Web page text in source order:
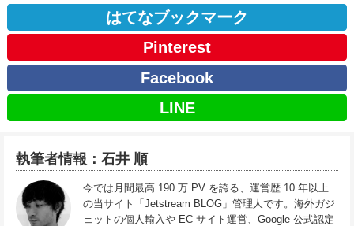
はてなブックマーク
Pinterest
Facebook
LINE
執筆者情報：石井 順
今では月間最高 190 万 PV を誇る、運営歴 10 年以上
の当サイト「Jetstream BLOG」管理人です。海外ガジ
ェットの個人輸入や EC サイト運営、Google 公式認定